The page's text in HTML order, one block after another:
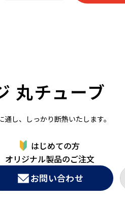
丸チューブ
し、しっかり断熱いたします。
はじめての方
オリジナル製品のご注文
お問い合わせ